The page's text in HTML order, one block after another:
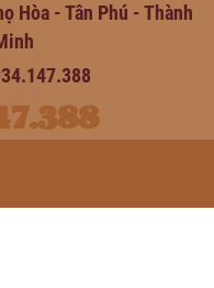
Hòa - Tân Phú - Thành